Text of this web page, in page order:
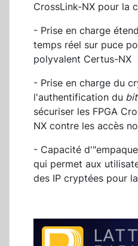
CrossLink-NX pour la
- Prise en charge
temps réel sur puce
polyvalent Certus-NX
- Prise en charge du
l'authentification du
sécuriser les FPGA
NX contre les accès
- Capacité
qui permet aux
des IP cryptées pour